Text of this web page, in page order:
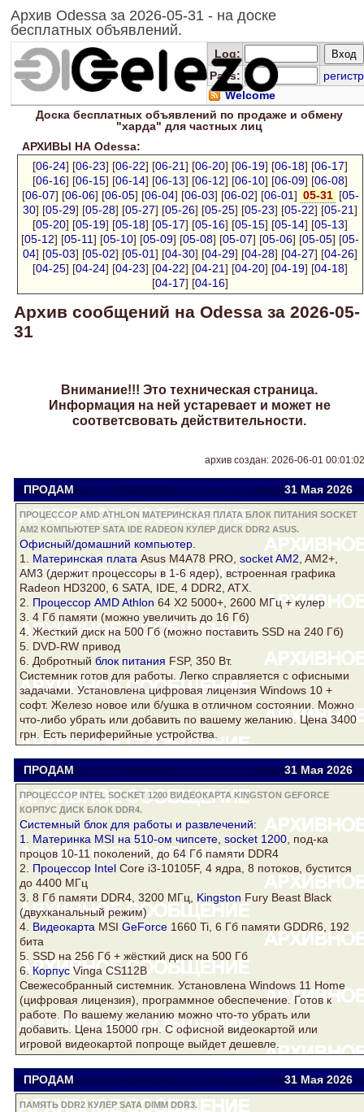
Архив Odessa за 2026-05-31 - на доске
бесплатных объявлений.
Log:
Pass:
регистр
Welcome
Доска бесплатныхобъявлений по продаже и обмену
"харда" для частных лиц
АРХИВЫ НА Odessa:
[06-24] [06-23] [06-22] [06-21] [06-20] [06-19] [06-18] [06-17]
[06-16] [06-15] [06-14] [06-13] [06-12] [06-10] [06-09] [06-08]
[06-07] [06-06] [06-05] [06-04] [06-03] [06-02] [06-01] 05-31 [05-
30] [05-29] [05-28] [05-27] [05-26] [05-25] [05-23] [05-22] [05-21]
[05-20] [05-19] [05-18] [05-17] [05-16] [05-15] [05-14] [05-13]
[05-12] [05-11] [05-10] [05-09] [05-08] [05-07] [05-06] [05-05] [05-
04] [05-03] [05-02] [05-01] [04-30] [04-29] [04-28] [04-27] [04-26]
[04-25] [04-24] [04-23] [04-22] [04-21] [04-20] [04-19] [04-18]
[04-17] [04-16]
Архив сообщений на Odessa за 2026-05-
31
Внимание!!! Это техническая страница.
Информация на ней устаревает и может не
соответсвовать действительности.
архив создан: 2026-06-01 00:01:02
ПРОДАМ Viator viatora@ukr.net 31 Мая 2026
ПРОЦЕССОР AMD ATHLON МАТЕРИНСКАЯ ПЛАТА БЛОК ПИТАНИЯ SOCKET
AM2 КОМПЬЮТЕР SATA IDE RADEON КУЛЕР ДИСК DDR2 ASUS.
Офисный/домашний компьютер
1. Материнская плата Asus M4A78 PRO, socket AM2 , AM2+,
AM3 (держит процессоры в 1-6 ядер), встроенная графика
Radeon HD3200, 6 SATA, IDE, 4 DDR2 , ATX.
2. Процессор AMD Athlon 64 Х2 5000+, 2600 МГц +кулер
3. 4 Гб памяти (можно увеличить до 16 Гб)
4. Жесткийдискна 500 Гб (можно поставить SSD на 240 Гб)
5. DVD-RW привод
6. Добротный блок питания FSP, 350 Вт.
Системник готов для работы. Легко справляется с офисными
задачами. Установлена цифровая лицензия Windows 10 +
софт. Железо новое или б/ушка в отличном состоянии. Можно
что-либо убрать или добавить по вашему желанию. Цена 3400
грн. Есть периферийные устройства.
ПРОДАМ Viator viatora@ukr.net 31 Мая 2026
ПРОЦЕССОР INTEL SOCKET 1200 ВИДЕОКАРТА KINGSTON GEFORCE
КОРПУС ДИСК БЛОК DDR4.
Системный блок для работы и развлечений:
1. Материнка MSI на 510-ом чипсете, socket 1200 , под-ка
процов 10-11 поколений, до 64 Гб памятиDDR4
2. Процессор Intel Core i3-10105F, 4 ядра, 8 потоков, бустится
до 4400 МГц
3. 8 Гб памяти DDR4 , 3200 МГц, Kingston Fury Beast Black
(двухканальный режим)
4. Видеокарта MSI GeForce 1660 Ti, 6 Гб памяти GDDR6, 192
бита
5. SSD на 256 Гб + жёсткий диск на 500 Гб
6.Корпус Vinga CS112B
Свежесобранный системник. Установлена Windows 11 Home
(цифровая лицензия), программное обеспечение. Готов к
работе. По вашему желанию можно что-то убрать или
добавить. Цена 15000 грн. С офисной видеокартой или
игровой видеокартой попроще выйдет дешевле.
ПРОДАМ Viator viatora@ukr.net 31 Мая 2026
ПАМЯТЬ DDR2 КУЛЕР SATA DIMM DDR3.